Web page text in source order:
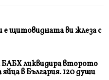
е щитовидната ви жлеза с
ликвидира второто
в България. 120 души